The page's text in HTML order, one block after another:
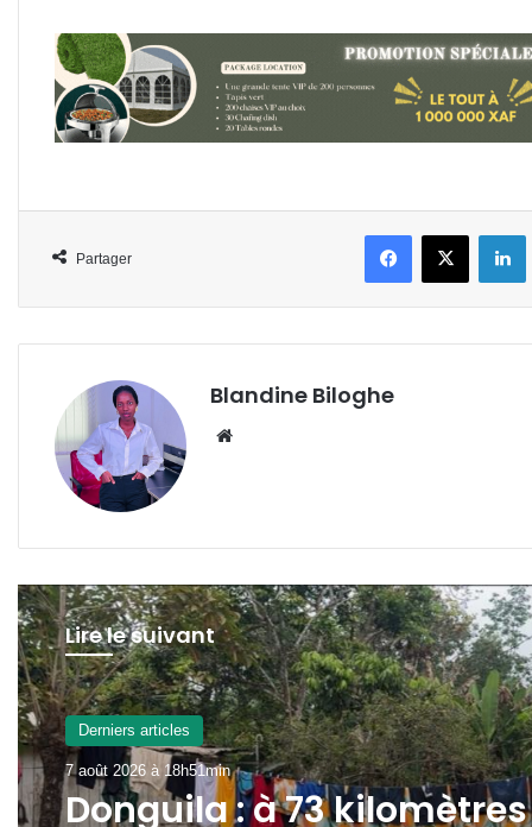
Partager
FacebookX
Blandine Biloghe
Lire le suivant
Derniers articles
7 août 2026 à 13h56min
Nations Unies : deux tiers